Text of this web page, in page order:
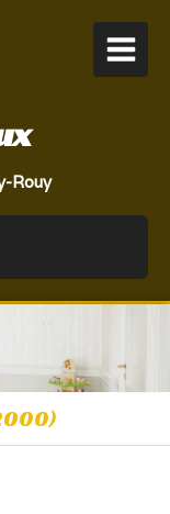
Rouy